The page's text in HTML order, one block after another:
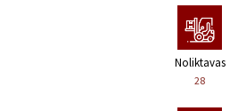
Noliktavas
28